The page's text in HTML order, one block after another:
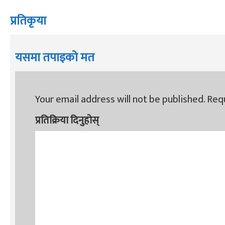
प्रतिकृया
यसमा तपाइको मत
Your email address will not be published.
प्रतिक्रिया दिनुहोस्